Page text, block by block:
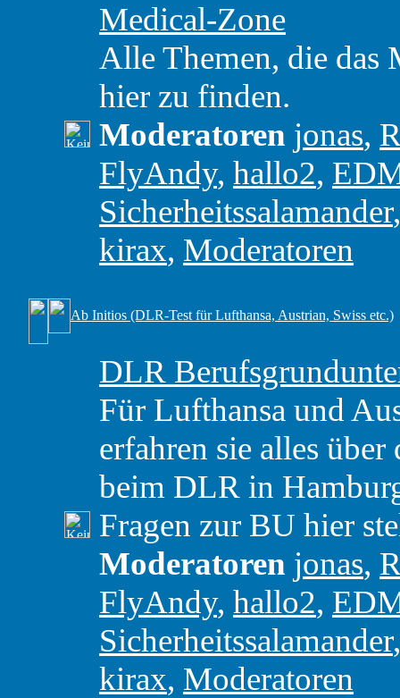
Medical-Zone
Alle Themen, die das
hier zu finden.
Moderatoren jonas,
FlyAndy, hallo2,
Sicherheitssalamander
kirax, Moderatoren
Ab Initios (DLR-Test für Lufthansa, Austrian, Swiss etc.)
DLR
Für Lufthansa und
erfahren sie alles
beim DLR in
Fragen zur BU hier
Moderatoren jonas,
FlyAndy, hallo2,
Sicherheitssalamander
kirax, Moderatoren